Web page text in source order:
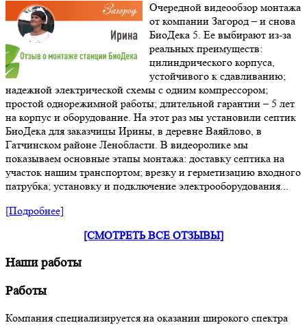
Очередной видеообзор монтажа
от компании Загород – и снова
БиоДека 5. Ее выбирают из-за
реальных преимуществ:
цилиндрического корпуса,
устойчивого к сдавливанию;
надежной электрической схемы с одним компрессором;
простой однорежимной работы; длительной гарантии – 5 лет
на корпус и оборудование. На этот раз мы установили септик
БиоДека для заказчицы Ирины, в деревне Ваяйлово, в
Гатчинском районе Ленобласти. В видеоролике мы
показываем основные этапы монтажа: доставку септика на
участок нашим транспортом; врезку и герметизацию входного
патрубка; установку и подключение электрооборудования...
[Подробнее]
[СМОТРЕТЬ ВСЕ ОТЗЫВЫ]
Наши работы
Работы
Компания специализируется на оказании широкого спектра